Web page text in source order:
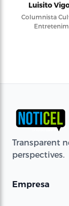
Luisito
Columnista
Transparent
perspectives.
Empresa